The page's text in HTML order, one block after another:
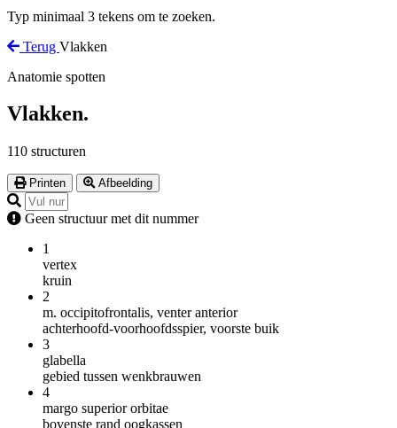
Typ minimaal 3 tekens om te zoeken.
Terug Vlakken
Anatomie spotten
Vlakken.
110 structuren
Printen Afbeelding
Geen structuur met dit nummer
1
vertex
kruin
2
m. occipitofrontalis, venter anterior
achterhoofd-voorhoofdsspier, voorste buik
3
glabella
gebied tussen wenkbrauwen
4
margo superior orbitae
bovenste rand oogkassen